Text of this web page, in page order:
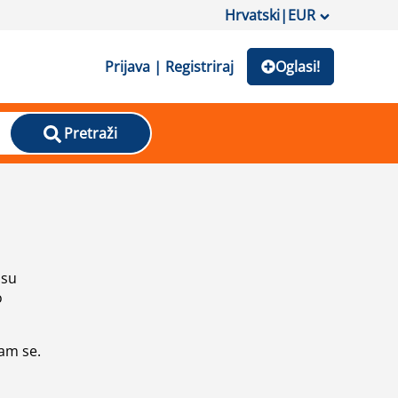
Hrvatski|EUR
Prijava | Registriraj Oglasi!
Pretraži
se.